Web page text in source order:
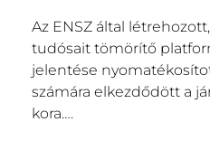
Az ENSZ által
tudósait tömörítő
jelentése
számára elkezdődött a